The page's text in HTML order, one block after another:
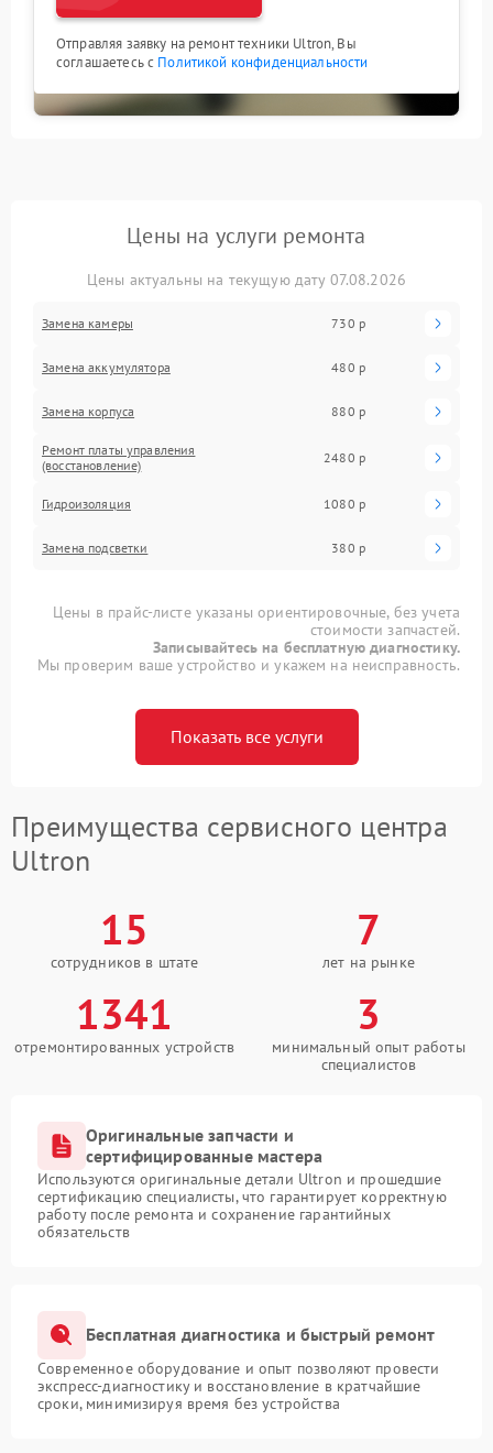
Отправляя заявку на ремонт техники Ultron, Вы
соглашаетесь с Политикой конфиденциальности
Цены на услуги ремонта
Цены актуальны на текущую дату 07.08.2026
Замена камеры 730 р
Замена аккумулятора 480 р
Замена корпуса 880 р
Ремонт платы управления
(восстановление)
2480 р
Гидроизоляция 1080 р
Замена подсветки 380 р
Цены в прайс-листе указаны ориентировочные, без учета
стоимости запчастей.
Записывайтесь на бесплатную диагностику.
Мы проверим ваше устройство и укажем на неисправность.
Показать все услуги
Преимущества сервисного центра
Ultron
15
сотрудников в штате
7
лет на рынке
1341
отремонтированных устройств
3
минимальный опыт работы
специалистов
Оригинальные запчасти и
сертифицированные мастера
Используются оригинальные детали Ultron и прошедшие
сертификацию специалисты, что гарантирует корректную
работу после ремонта и сохранение гарантийных
обязательств
Бесплатная диагностика и быстрый ремонт
Современное оборудование и опыт позволяют провести
экспресс-диагностику и восстановление в кратчайшие
сроки, минимизируя время без устройства